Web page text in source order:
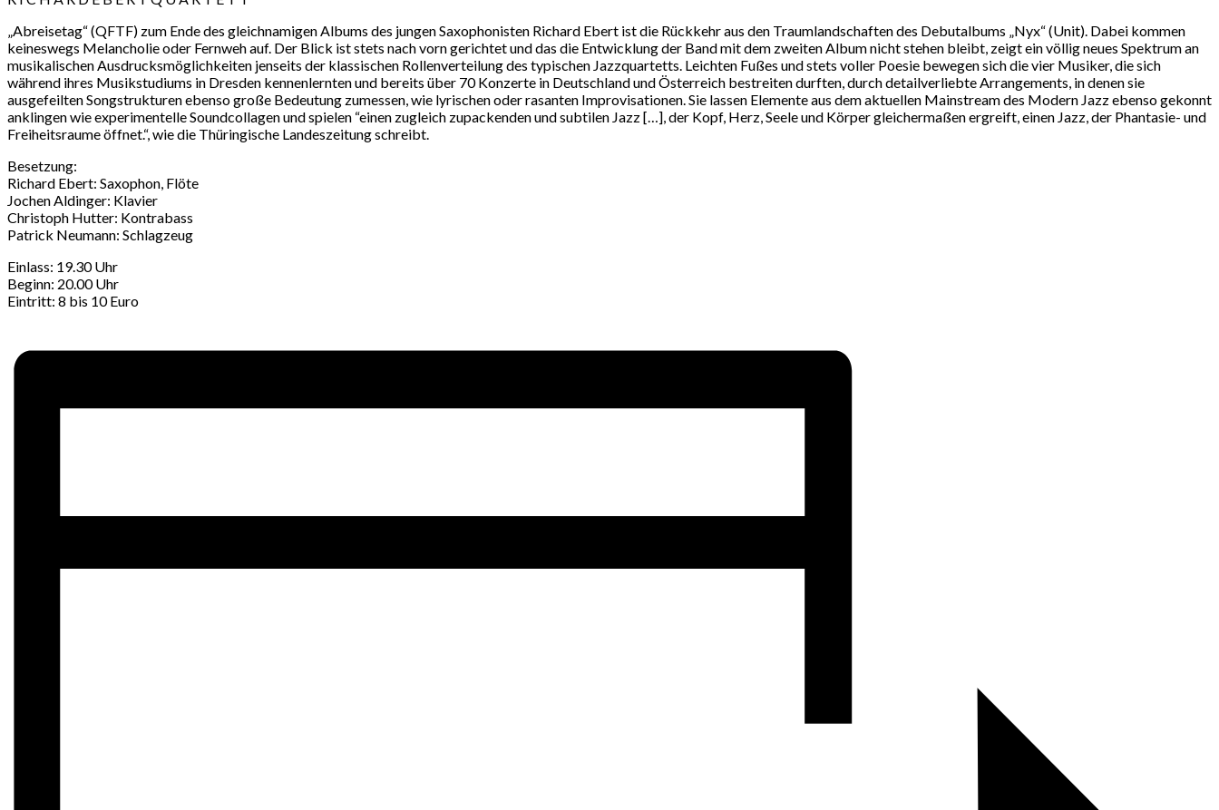
„Abreisetag“ (QFTF) zum Ende des gleichnamigen Albums des jungen Saxophonisten Richard Ebert ist die Rückkehr aus den Traumlandschaften des Debutalbums „Nyx“ (Unit). Dabei kommen
keineswegs Melancholie oder Fernweh auf. Der Blick ist stets nach vorn gerichtet und das die Entwicklung der Band mit dem zweiten Album nicht stehen bleibt, zeigt ein völlig neues Spektrum an
musikalischen Ausdrucksmöglichkeiten jenseits der klassischen Rollenverteilung des typischen Jazzquartetts. Leichten Fußes und stets voller Poesie bewegen sich die vier Musiker, die sich
während ihres Musikstudiums in Dresden kennenlernten und bereits über 70 Konzerte in Deutschland und Österreich bestreiten durften, durch detailverliebte Arrangements, in denen sie
ausgefeilten Songstrukturen ebenso große Bedeutung zumessen, wie lyrischen oder rasanten Improvisationen. Sie lassen Elemente aus dem aktuellen Mainstream des Modern Jazz ebenso gekonnt
anklingen wie experimentelle Soundcollagen und spielen “einen zugleich zupackenden und subtilen Jazz […], der Kopf, Herz, Seele und Körper gleichermaßen ergreift, einen Jazz, der Phantasie- und
Freiheitsraume öffnet.“, wie die Thüringische Landeszeitung schreibt.
Besetzung:
Richard Ebert: Saxophon, Flöte
Jochen Aldinger: Klavier
Christoph Hutter: Kontrabass
Patrick Neumann: Schlagzeug
Einlass: 19.30 Uhr
Beginn: 20.00 Uhr
Eintritt: 8 bis 10 Euro